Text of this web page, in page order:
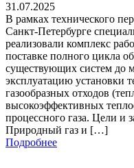
31.07.2025
В рамках технического
Санкт‑Петербурге
реализовали комплекс
поставке полного цикла
существующих систем до
эксплуатацию установки
газообразных отходов
высокоэффективных
процессного газа. Цели и
Природный газ и […]
Подробнее